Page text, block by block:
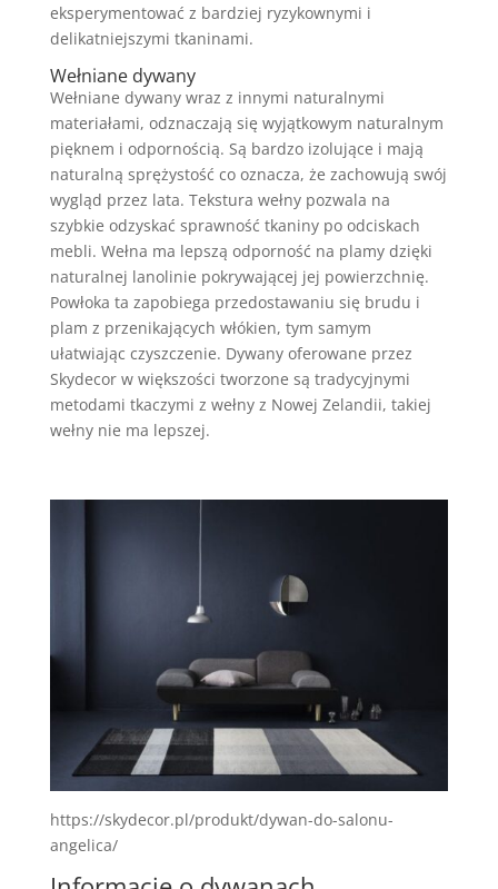
eksperymentować z bardziej ryzykownymi i
delikatniejszymi tkaninami.
Wełniane dywany
Wełniane dywany wraz z innymi naturalnymi
materiałami, odznaczają się wyjątkowym naturalnym
pięknem i odpornością. Są bardzo izolujące i mają
naturalną sprężystość co oznacza, że ​​zachowują swój
wygląd przez lata. Tekstura wełny pozwala na
szybkie odzyskać sprawność tkaniny po odciskach
mebli. Wełna ma lepszą odporność na plamy dzięki
naturalnej lanolinie pokrywającej jej powierzchnię.
Powłoka ta zapobiega przedostawaniu się brudu i
plam z przenikających włókien, tym samym
ułatwiając czyszczenie. Dywany oferowane przez
Skydecor w większości tworzone są tradycyjnymi
metodami tkaczymi z wełny z Nowej Zelandii, takiej
wełny nie ma lepszej.
https://skydecor.pl/produkt/dywan-do-salonu-
angelica/